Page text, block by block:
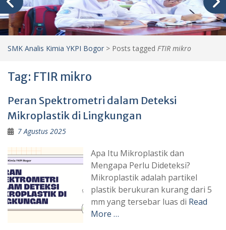
SMK Analis Kimia YKPI Bogor > Posts tagged FTIR mikro
Tag: FTIR mikro
Peran Spektrometri dalam Deteksi
Mikroplastik di Lingkungan
7 Agustus 2025
Apa Itu Mikroplastik dan
Mengapa Perlu Dideteksi?
Mikroplastik adalah partikel
plastik berukuran kurang dari 5
mm yang tersebar luas di Read
More …